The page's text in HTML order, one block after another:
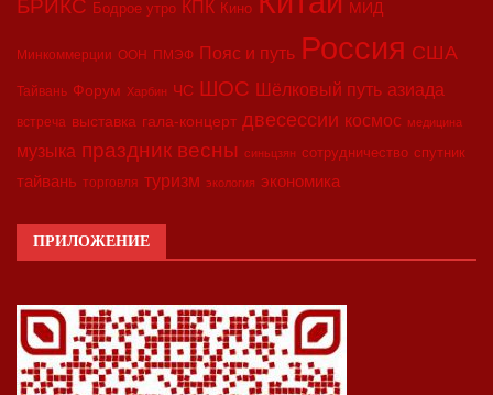
БРИКС Бодрое утро КПК Кино МИД
Минкоммерции ООН ПМЭФ Пояс и путь Россия США
Тайвань Форум Харбин ЧС ШОС Шёлковый путь азиада
встреча выставка гала-концерт двесессии космос медицина
музыка праздник весны синьцзян сотрудничество спутник
тайвань торговля туризм экология экономика
ПРИЛОЖЕНИЕ